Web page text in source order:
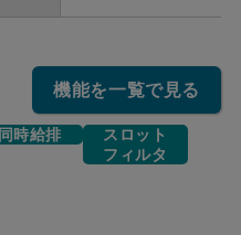
機能を一覧で見る
同時給排
スロット
フィルタ